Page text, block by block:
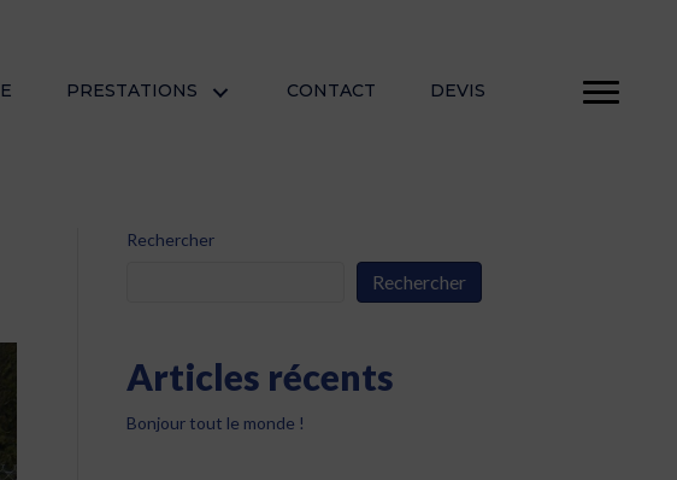
PRESTATIONS CONTACT DEVIS
Rechercher
Rechercher
Articles récents
Bonjour tout le monde !